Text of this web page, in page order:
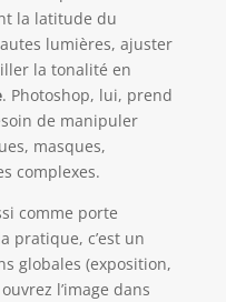
la latitude du
lumières, ajuster
la tonalité en
. Photoshop, lui, prend
de manipuler
masques,
complexes.
comme porte
pratique, c’est un
globales (exposition,
l’image dans